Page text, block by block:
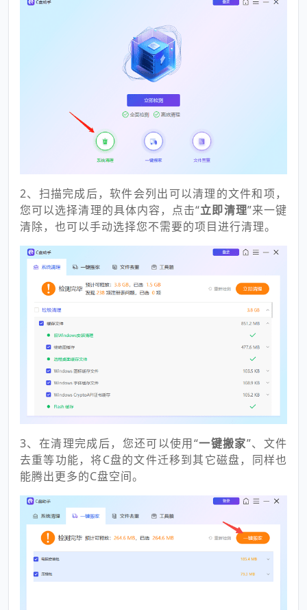
2、扫描完成后，软件会列出可以清理的文件和项，
您可以选择清理的具体内容，点击“立即清理”来一键
清除，也可以手动选择您不需要的项目进行清理。
3、在清理完成后，您还可以使用“一键搬家”、文件
去重等功能，将C盘的文件迁移到其它磁盘，同样也
能腾出更多的C盘空间。